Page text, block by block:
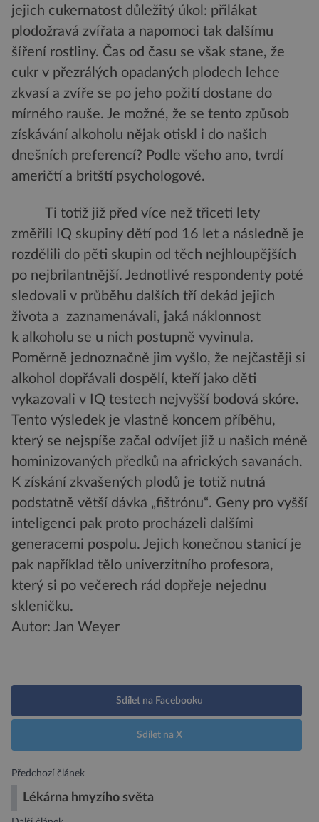
jejich cukernatost důležitý úkol: přilákat
plodožravá zvířata a napomoci tak dalšímu
šíření rostliny. Čas od času se však stane, že
cukr v přezrálých opadaných plodech lehce
zkvasí a zvíře se po jeho požití dostane do
mírného rauše. Je možné, že se tento způsob
získávání alkoholu nějak otiskl i do našich
dnešních preferencí? Podle všeho ano, tvrdí
američtí a britští psychologové.
Ti totiž již před více než třiceti lety
změřili IQ skupiny dětí pod 16 let a následně je
rozdělili do pěti skupin od těch nejhloupějších
po nejbrilantnější. Jednotlivé respondenty poté
sledovali v průběhu dalších tří dekád jejich
života a zaznamenávali, jaká náklonnost
k alkoholu se u nich postupně vyvinula.
Poměrně jednoznačně jim vyšlo, že nejčastěji si
alkohol dopřávali dospělí, kteří jako děti
vykazovali v IQ testech nejvyšší bodová skóre.
Tento výsledek je vlastně koncem příběhu,
který se nejspíše začal odvíjet již u našich méně
hominizovaných předků na afrických savanách.
K získání zkvašených plodů je totiž nutná
podstatně větší dávka „fištrónu“. Geny pro vyšší
inteligenci pak proto procházeli dalšími
generacemi pospolu. Jejich konečnou stanicí je
pak například tělo univerzitního profesora,
který si po večerech rád dopřeje nejednu
skleničku.
Autor: Jan Weyer
Sdílet na Facebooku
Sdílet na X
Předchozí článek
Lékárna hmyzího světa